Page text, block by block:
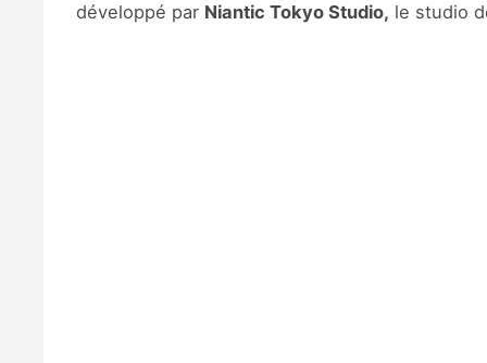
développé par Niantic Tokyo Studio, le studio